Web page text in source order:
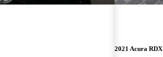
2021 Acura RDX